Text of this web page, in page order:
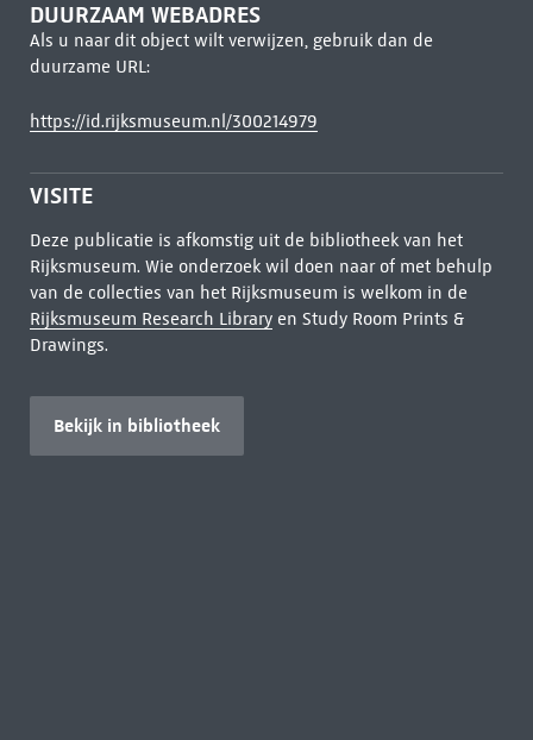
DUURZAAM WEBADRES
Als u naar dit object wilt verwijzen, gebruik dan de
duurzame URL:
https://id.rijksmuseum.nl/300214979
VISITE
Deze publicatie is afkomstig uit de bibliotheek van het
Rijksmuseum. Wie onderzoek wil doen naar of met behulp
van de collecties van het Rijksmuseum is welkom in de
Rijksmuseum Research Libraryen Study Room Prints &
Drawings.
Bekijk in bibliotheek